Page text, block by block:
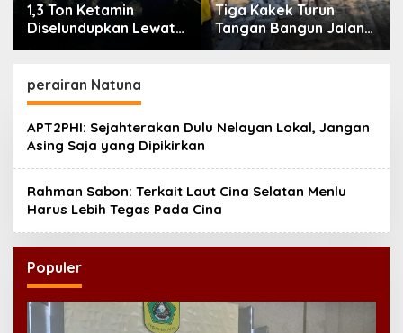
1,3 Ton Ketamin
Diselundupkan Lewat
Laut Bintan, Delapan
Tiga Kakek Turun
Tangan Bangun Jalan
Desa di Ponorogo
perairan Natuna
APT2PHI: Sejahterakan Dulu Nelayan Lokal, Jangan
Asing Saja yang Dipikirkan
Rahman Sabon: Terkait Laut Cina Selatan Menlu
Harus Lebih Tegas Pada Cina
Populer